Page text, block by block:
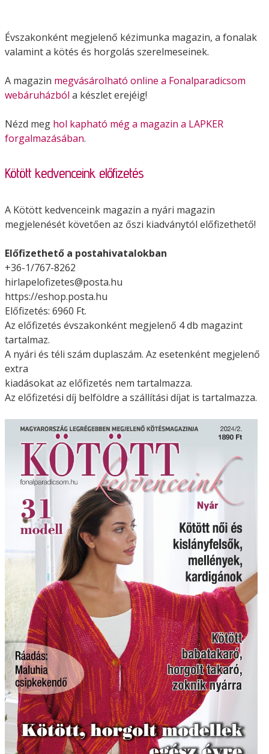
Évszakonként megjelenő kézimunka magazin, a fonalak
valamint a kötés és horgolás szerelmeseinek.
A magazin megvásárolható online a Fonalparadicsom
webáruházból a készlet erejéig!
Nézd meg hol kapható még a magazin a LAPKER
forgalmazásában.
Kötött kedvenceink előfizetés
A Kötött kedvenceink magazin a nyári magazin
megjelenését követően az őszi kiadványtól előfizethető!
Előfizethető a postahivatalokban
+36-1/767-8262
hirlapelofizetes@posta.hu
https://eshop.posta.hu
Előfizetés: 6960 Ft.
Az előfizetés évszakonként megjelenő 4 db magazint
tartalmaz.
A nyári és téli szám duplaszám. Az esetenként megjelenő
extra
kiadásokat az előfizetés nem tartalmazza.
Az előfizetési díj belföldre a szállítási díjat is tartalmazza.